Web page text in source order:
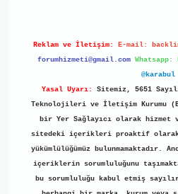
Reklam ve İletişim: E-mail:
forumhizmeti@gmail.com Whatsapp:
@karabul
Yasal Uyarı:
Sitemiz, 5651
Teknolojileri ve İletişim Kurumu
bir Yer Sağlayıcı olarak hizmet
sitedeki içerikleri proaktif olarak
yükümlülüğümüz bulunmamaktadır.
içeriklerin sorumluluğunu
bu sorumluluğu kabul etmiş